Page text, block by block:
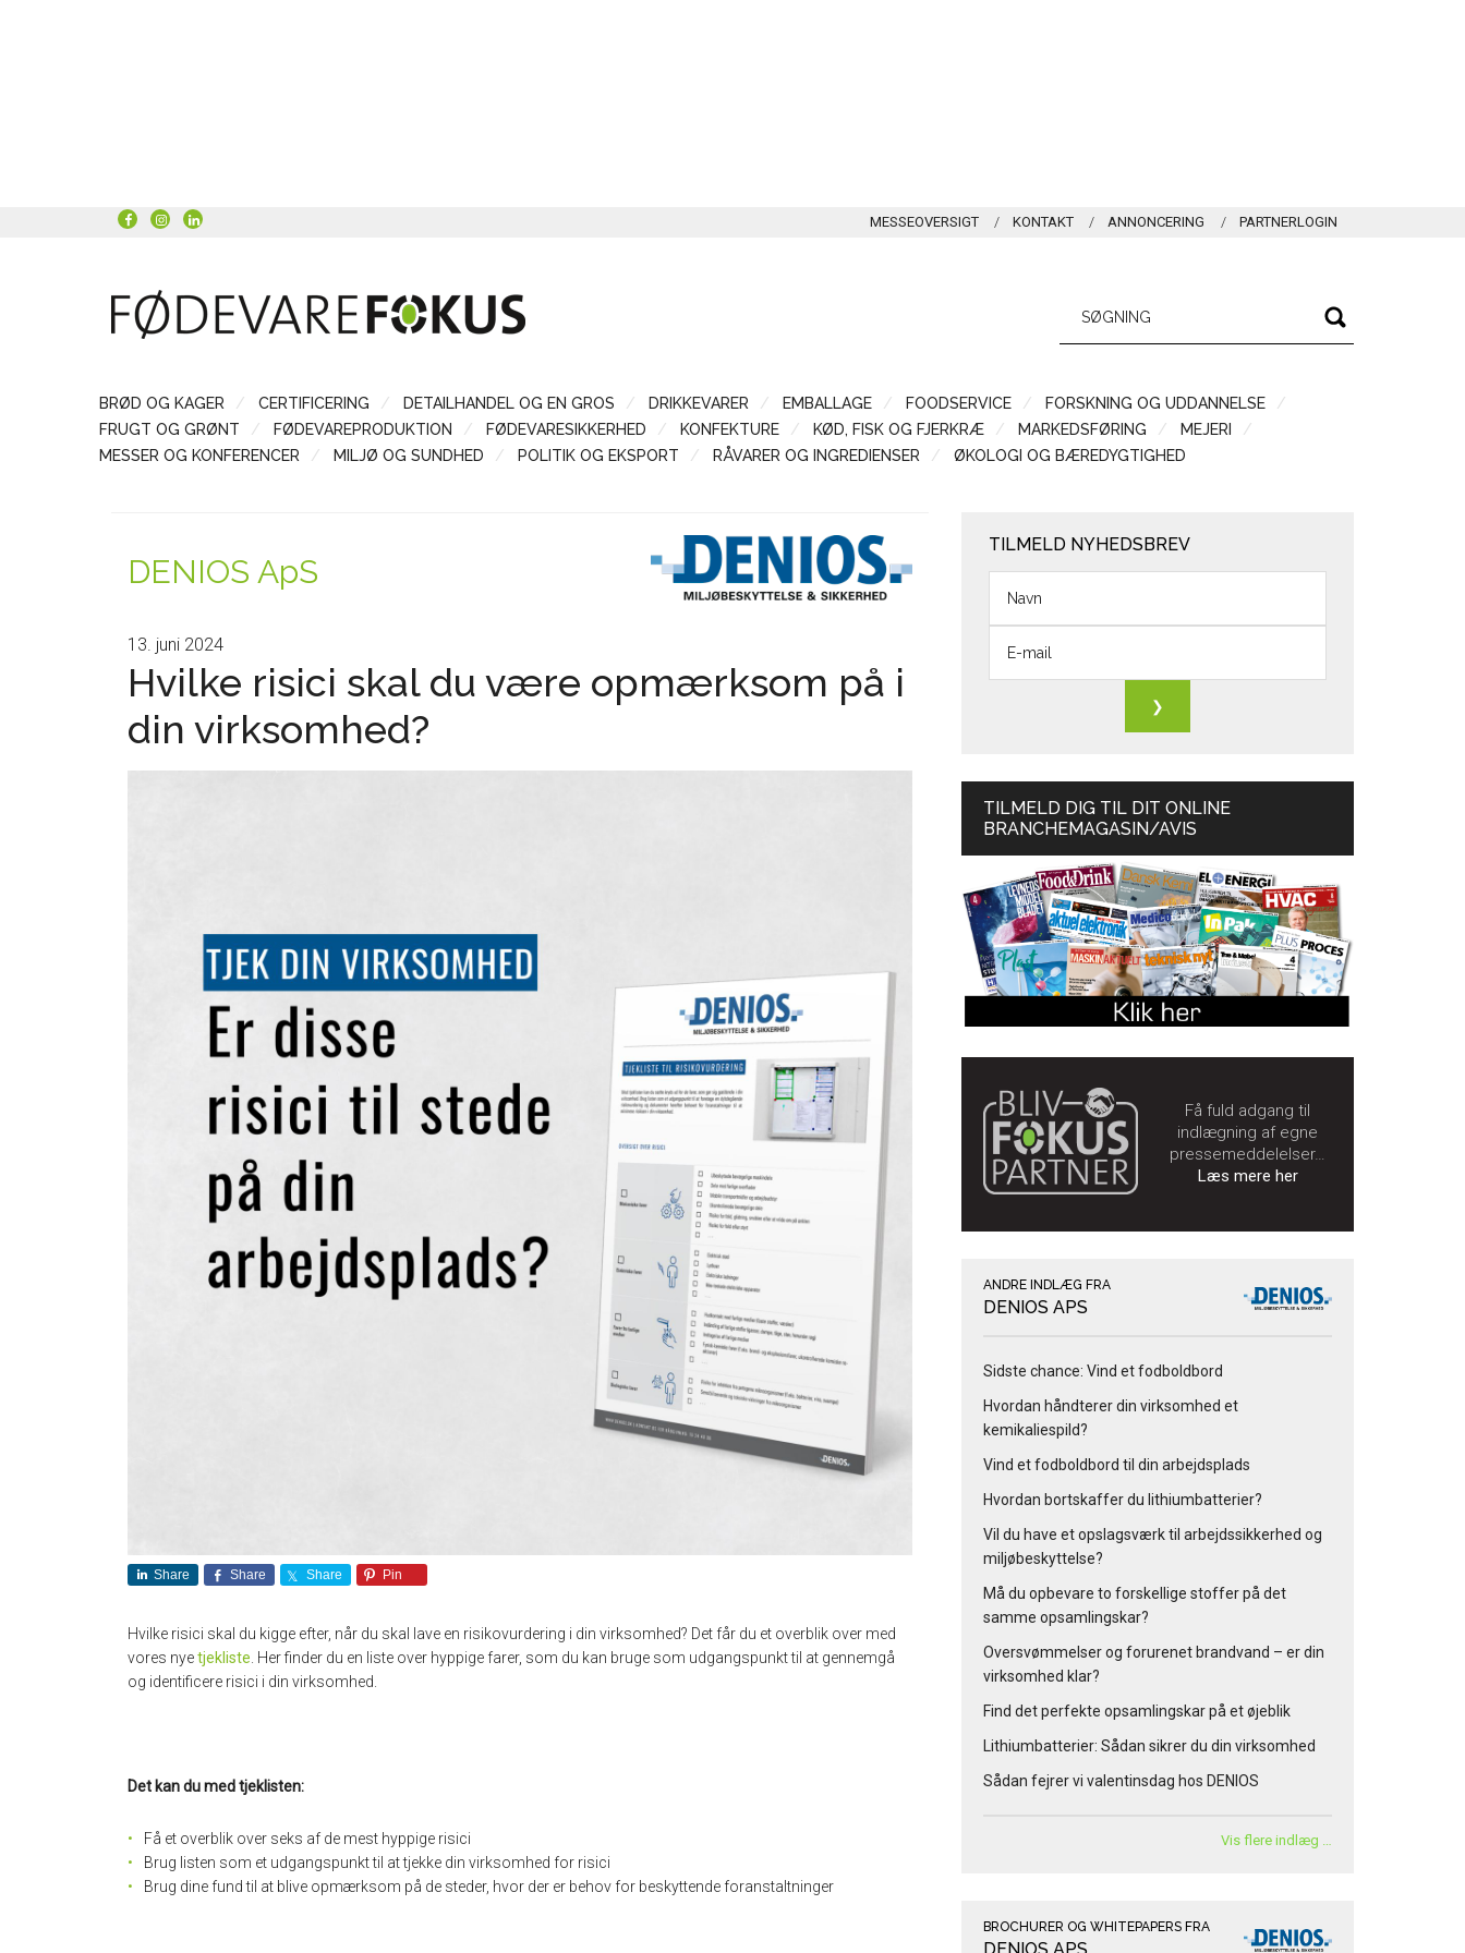
MESSEOVERSIGT KONTAKT ANNONCERING PARTNERLOGIN
BRØD OG KAGER CERTIFICERING DETAILHANDEL OG EN GROS DRIKKEVARER EMBALLAGE FOODSERVICE
FORSKNING OG UDDANNELSE
FRUGT OG GRØNT
FØDEVAREPRODUKTION FØDEVARESIKKERHED KONFEKTURE KØD, FISK OG FJERKRÆ MARKEDSFØRING
MEJERI
MESSER OG KONFERENCER
MILJØ OG SUNDHED POLITIK OG EKSPORT RÅVARER OG INGREDIENSER ØKOLOGI OG BÆREDYGTIGHED
DENIOS ApS
13. juni 2024
Hvilke risici skal du være opmærksom på i
din virksomhed?
Share Share Share Pin
Hvilke risici skal du kigge efter, når du skal lave en risikovurdering i din virksomhed? Det får du et overblik over med
vores nyetjekliste . Her finder du en liste over hyppige farer, som du kan bruge som udgangspunkt til at gennemgå
og identificere risici i din virksomhed.
Det kan du med tjeklisten:
Få et overblik over seks af de mest hyppige risici
Brug listen som et udgangspunkt til at tjekke din virksomhed for risici
Brug dine fund til at blive opmærksom på de steder, hvor der er behov for beskyttende foranstaltninger
TILMELD NYHEDSBREV
TILMELD DIG TIL DIT ONLINE
BRANCHEMAGASIN/AVIS
Få fuld adgang til
indlægning af egne
pressemeddelelser…
Læs mere her
ANDRE INDLÆG FRA
DENIOS APS
Sidste chance: Vind et fodboldbord
Hvordan håndterer din virksomhed et
kemikaliespild?
Vind et fodboldbord til din arbejdsplads
Hvordan bortskaffer du lithiumbatterier?
Vil du have et opslagsværk til arbejdssikkerhed og
miljøbeskyttelse?
Må du opbevare to forskellige stoffer på det
samme opsamlingskar?
Oversvømmelser og forurenet brandvand – er din
virksomhed klar?
Find det perfekte opsamlingskar på et øjeblik
Lithiumbatterier: Sådan sikrer du din virksomhed
Sådan fejrer vi valentinsdag hos DENIOS
Vis flere indlæg …
BROCHURER OG WHITEPAPERS FRA